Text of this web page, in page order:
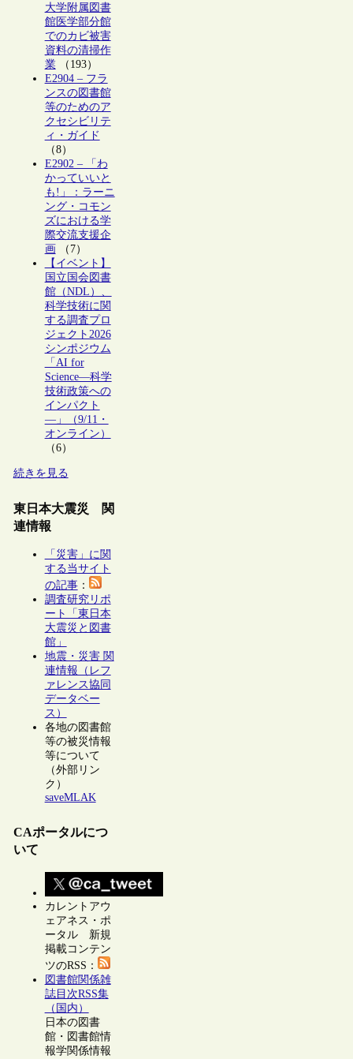
大学附属図書
館医学部分館
でのカビ被害
資料の清掃作
業（193）
E2904 – フラ
ンスの図書館
等のためのア
クセシビリテ
ィ・ガイド
（8）
E2902 – 「わ
かっていいと
も!」：ラーニ
ング・コモン
ズにおける学
際交流支援企
画（7）
【イベント】
国立国会図書
館（NDL）、
科学技術に関
する調査プロ
ジェクト2026
シンポジウム
「AI for
Science―科学
技術政策への
インパクト
―」（9/11・
オンライン）
（6）
続きを見る
東日本大震災 関
連情報
「災害」に関
する当サイト
の記事：
調査研究リポ
ート「東日本
大震災と図書
館」
地震・災害 関
連情報（レフ
ァレンス協同
データベー
ス）
各地の図書館
等の被災情報
等について
（外部リン
ク）
saveMLAK
CAポータルにつ
いて
カレントアウ
ェアネス・ポ
ータル 新規
掲載コンテン
ツのRSS：
図書館関係雑
誌目次RSS集
（国内）
日本の図書
館・図書館情
報学関係情報